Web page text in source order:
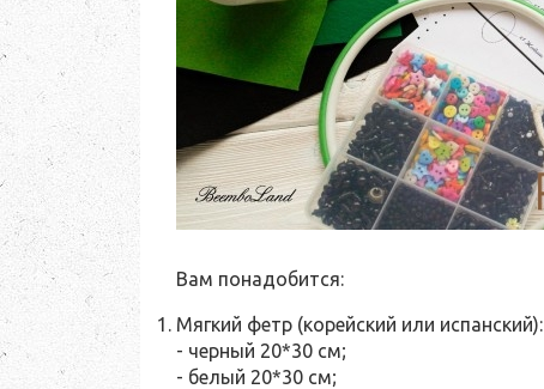
Вам понадобится:
Мягкий фетр (корейский или испанский):
- черный 20*30 см;
- белый 20*30 см;